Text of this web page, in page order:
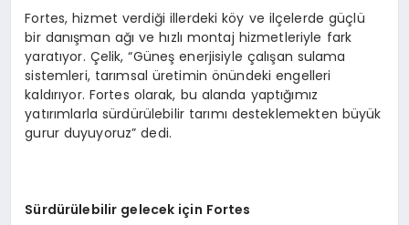
Fortes, hizmet verdiği illerdeki köy ve ilçelerde güçlü
bir danışman ağı ve hızlı montaj hizmetleriyle fark
yaratıyor. Çelik, “Güneş enerjisiyle çalışan sulama
sistemleri, tarımsal üretimin önündeki engelleri
kaldırıyor. Fortes olarak, bu alanda yaptığımız
yatırımlarla sürdürülebilir tarımı desteklemekten büyük
gurur duyuyoruz” dedi.
Sürdürülebilir gelecek için Fortes